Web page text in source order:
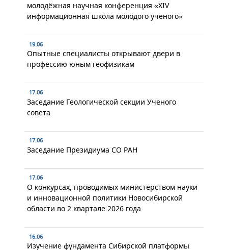
молодёжная научная конференция «XIV
информационная школа молодого учёного»
19.06
Опытные специалисты открывают двери в
профессию юным геофизикам
17.06
Заседание Геологической секции Ученого
совета
17.06
Заседание Президиума СО РАН
17.06
О конкурсах, проводимых министерством науки
и инновационной политики Новосибирской
области во 2 квартале 2026 года
16.06
Изучение фундамента Сибирской платформы